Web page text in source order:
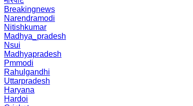
Breakingnews
Narendramodi
Nitishkumar
Madhya_pradesh
Nsui
Madhyapradesh
Pmmodi
Rahulgandhi
Uttarpradesh
Haryana
Hardoi